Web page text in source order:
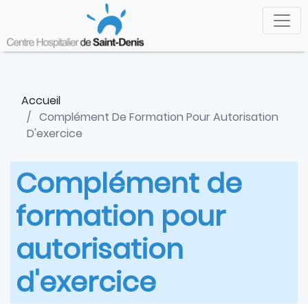
contenu
principal
Accueil
Complément De Formation Pour Autorisation
D'exercice
Complément de
formation pour
autorisation
d'exercice
Panneau de gestion des cookies